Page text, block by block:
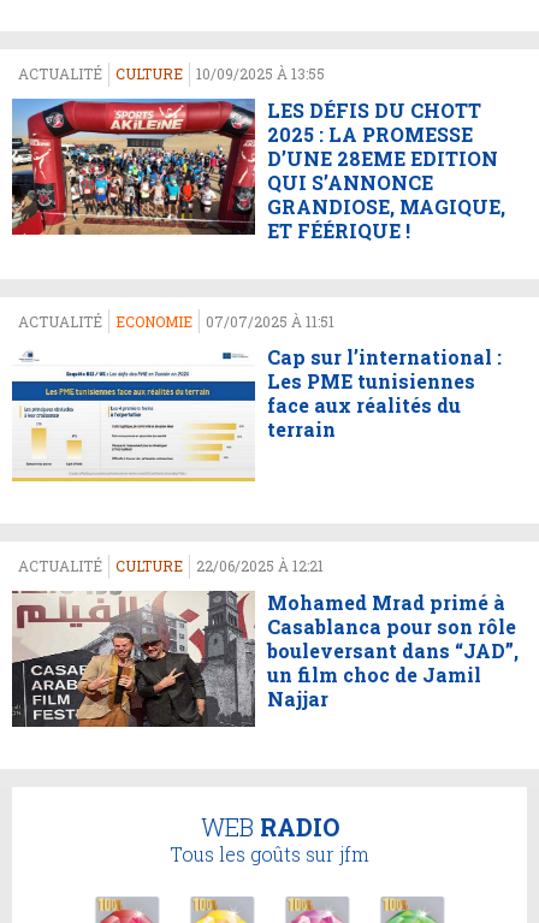
ACTUALITÉ CULTURE 10/09/2025 À 13:55
LES DÉFIS DU CHOTT
2025 : LA PROMESSE
D’UNE 28EME EDITION
QUI S’ANNONCE
GRANDIOSE, MAGIQUE,
ET FÉÉRIQUE !
ACTUALITÉ ECONOMIE 07/07/2025 À 11:51
Cap sur l’international :
Les PME tunisiennes
face aux réalités du
terrain
ACTUALITÉ CULTURE 22/06/2025 À 12:21
Mohamed Mrad primé à
Casablanca pour son rôle
bouleversant dans “JAD”,
un film choc de Jamil
Najjar
WEB RADIO
Tous les goûts sur jfm